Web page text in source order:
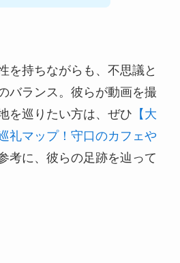
を持ちながらも、不思議と
バランス。彼らが動画を撮
を巡りたい方は、ぜひ 【大
礼マップ！守口のカフェや
考に、彼らの足跡を辿って